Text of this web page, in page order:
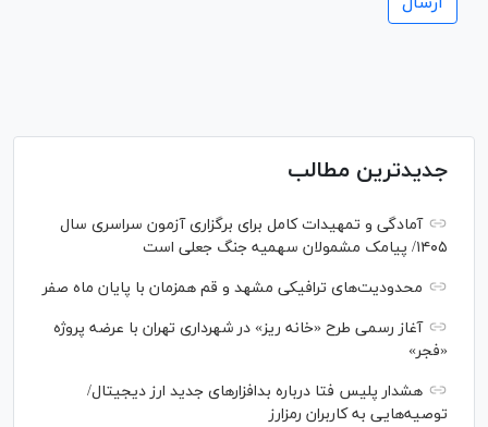
جدیدترین مطالب
آمادگی و تمهیدات کامل برای برگزاری آزمون سراسری سال
۱۴۰۵/ پیامک مشمولان سهمیه جنگ جعلی است
محدودیت‌های ترافیکی مشهد و قم همزمان با پایان ماه صفر
آغاز رسمی طرح «خانه ریز» در شهرداری تهران با عرضه پروژه
«فجر»
هشدار پلیس فتا درباره بدافزار‌های جدید ارز دیجیتال/
توصیه‌هایی به کاربران رمزارز